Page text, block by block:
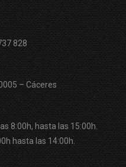
828
– Cáceres
8:00h, hasta las 15:00h.
hasta las 14:00h.